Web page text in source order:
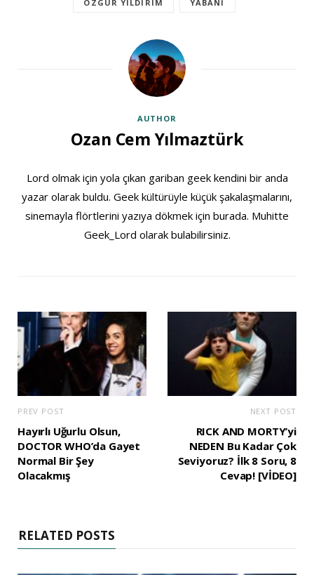
ÖZGÜR YILDIRIM YABANI
AUTHOR
Ozan Cem Yılmaztürk
Lord olmak için yola çıkan gariban geek kendini bir anda
yazar olarak buldu. Geek kültürüyle küçük şakalaşmalarını,
sinemayla flörtlerini yazıya dökmek için burada. Muhitte
Geek_Lord olarak bulabilirsiniz.
PREV POST
Hayırlı Uğurlu Olsun,
DOCTOR WHO’da Gayet
Normal Bir Şey
Olacakmış
NEXT POST
RICK AND MORTY’yi
NEDEN Bu Kadar Çok
Seviyoruz? İlk 8 Soru, 8
Cevap! [VİDEO]
RELATED POSTS